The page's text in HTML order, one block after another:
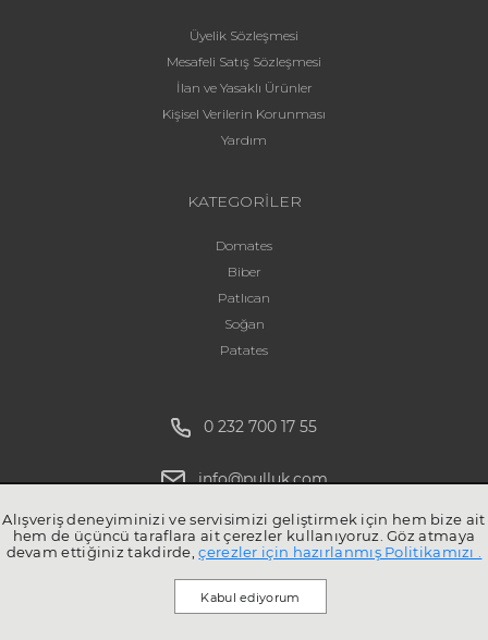
Üyelik Sözleşmesi
Mesafeli Satış Sözleşmesi
İlan ve Yasaklı Ürünler
Kişisel Verilerin Korunması
Yardım
KATEGORİLER
Domates
Biber
Patlıcan
Soğan
Patates
0 232 700 17 55
info@pulluk.com
Alışveriş deneyiminizi ve servisimizi geliştirmek için hem bize ait
hem de üçüncü taraflara ait çerezler kullanıyoruz. Göz atmaya
devam ettiğiniz takdirde,çerezler için hazırlanmış Politikamızı .
Kabul ediyorum